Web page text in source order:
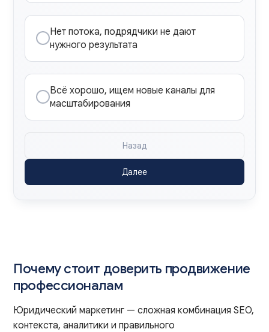
Нет потока, подрядчики не дают
нужного результата
Всё хорошо, ищем новые каналы для
масштабирования
Назад
Далее
Почему стоит доверить продвижение
профессионалам
Юридический маркетинг — сложная комбинация SEO,
контекста, аналитики и правильного